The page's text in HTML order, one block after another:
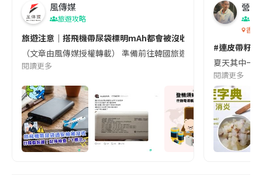
風傳媒
旅遊攻略
旅遊注意｜搭飛機帶尿袋標明mAh都會被沒收😱出發前切記檢查
（文章由風傳媒授權轉載） 準備前往韓國旅遊的民眾，近期要
閱讀更多
營養
香港
#連皮帶籽
夏天其中一
閱讀更多